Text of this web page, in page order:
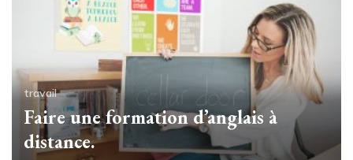
travail
Faire une formation d’anglais à
distance.